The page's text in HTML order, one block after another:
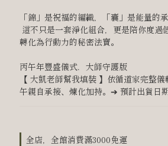
「錦」是祝福的編織，「囊」是能量的承
轉化為行動力的秘密法寶。
丙午年豐盛儀式．大師守護版
【 大凱老師幫我填裝 】依循道家完整
午親自承接、煉化加持。➔ 預計出貨日
全店，全館消費滿3000免運